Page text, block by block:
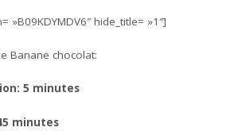
»B09KDYMDV6″ hide_title= »1″]
Banane chocolat:
5 minutes
minutes